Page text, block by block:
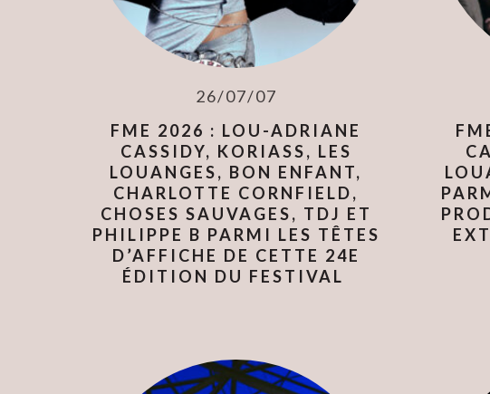
26/07/07
FME 2026 : LOU-ADRIANE
CASSIDY, KORIASS, LES
LOUANGES, BON ENFANT,
CHARLOTTE CORNFIELD,
CHOSES SAUVAGES, TDJ ET
PHILIPPE B PARMI LES TÊTES
D’AFFICHE DE CETTE 24E
ÉDITION DU FESTIVAL